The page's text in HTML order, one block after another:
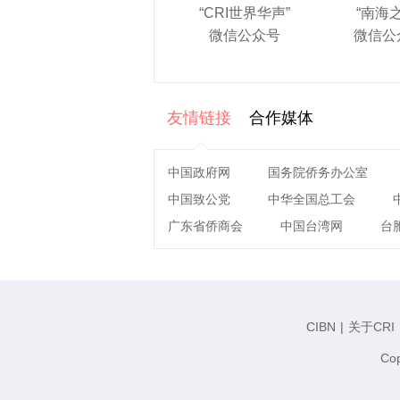
“CRI世界华声”
微信公众号
“南海
微信公
友情链接 合作媒体
中国政府网
国务院侨务办公室
中国致公党
中华全国总工会
广东省侨商会
中国台湾网 台
CIBN | 关于CRI